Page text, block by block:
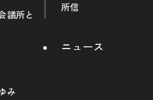
議所と
み
所信
ニュース